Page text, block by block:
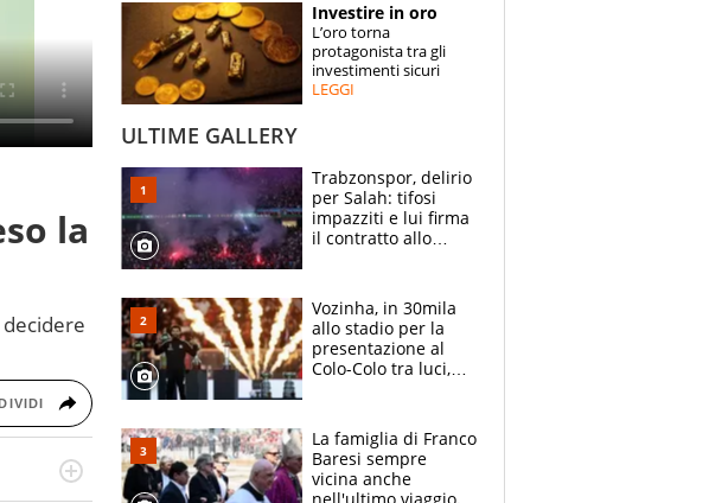
ESPERTI
CONTATTI
la
Investire in oro
L’oro torna
protagonista tra gli
investimenti sicuri
LEGGI
ULTIME GALLERY
Trabzonspor, delirio
per Salah: tifosi
impazziti e lui firma
il contratto allo
Vozinha, in 30mila
allo stadio per la
presentazione al
Colo-Colo tra luci,
La famiglia di Franco
Baresi sempre
vicina anche